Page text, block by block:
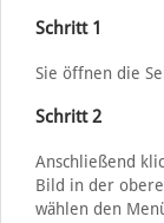
Schritt 1
Sie öffnen die
Schritt 2
Anschließend
Bild in der
wählen den